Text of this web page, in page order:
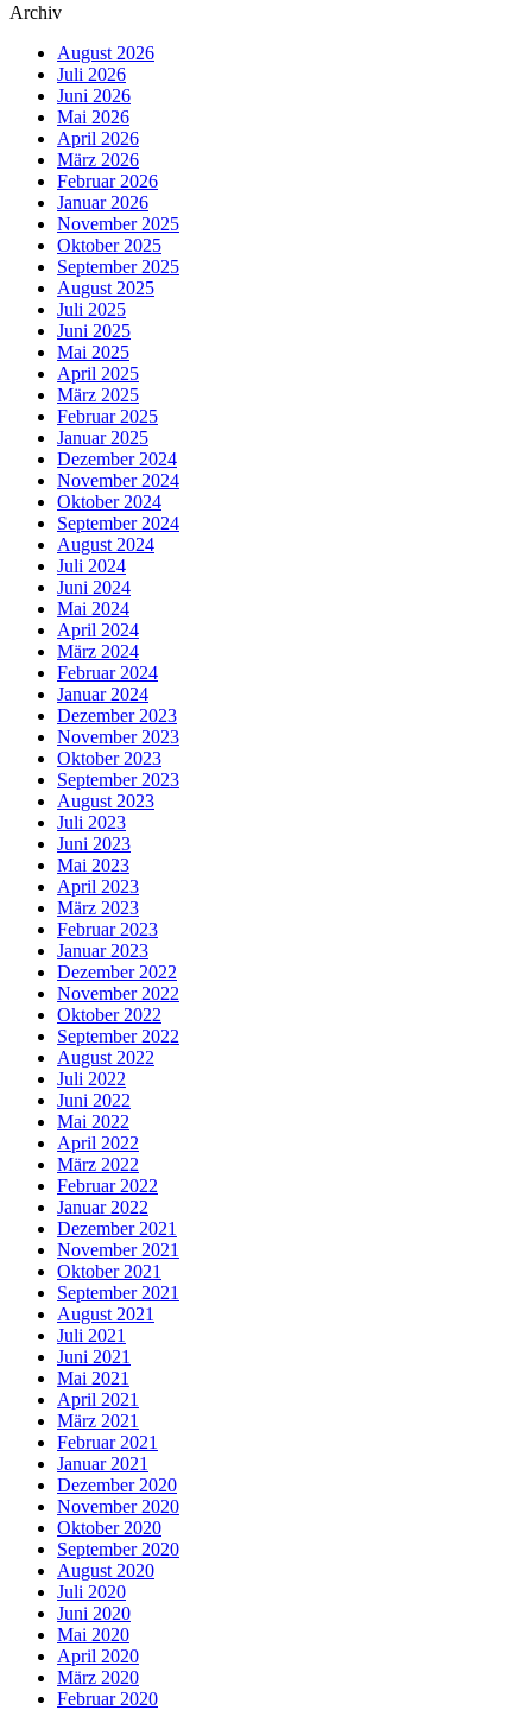
Archiv
August 2026
Juli 2026
Juni 2026
Mai 2026
April 2026
März 2026
Februar 2026
Januar 2026
November 2025
Oktober 2025
September 2025
August 2025
Juli 2025
Juni 2025
Mai 2025
April 2025
März 2025
Februar 2025
Januar 2025
Dezember 2024
November 2024
Oktober 2024
September 2024
August 2024
Juli 2024
Juni 2024
Mai 2024
April 2024
März 2024
Februar 2024
Januar 2024
Dezember 2023
November 2023
Oktober 2023
September 2023
August 2023
Juli 2023
Juni 2023
Mai 2023
April 2023
März 2023
Februar 2023
Januar 2023
Dezember 2022
November 2022
Oktober 2022
September 2022
August 2022
Juli 2022
Juni 2022
Mai 2022
April 2022
März 2022
Februar 2022
Januar 2022
Dezember 2021
November 2021
Oktober 2021
September 2021
August 2021
Juli 2021
Juni 2021
Mai 2021
April 2021
März 2021
Februar 2021
Januar 2021
Dezember 2020
November 2020
Oktober 2020
September 2020
August 2020
Juli 2020
Juni 2020
Mai 2020
April 2020
März 2020
Februar 2020